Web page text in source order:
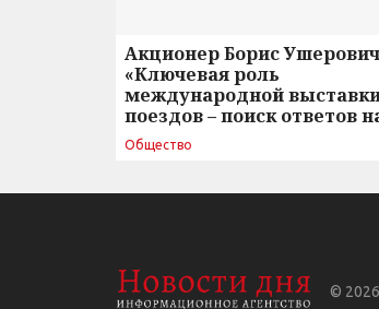
Акционер Борис
«Ключевая роль
международной
поездов – поиск ответов
вызовы времени»
Общество
© 2026